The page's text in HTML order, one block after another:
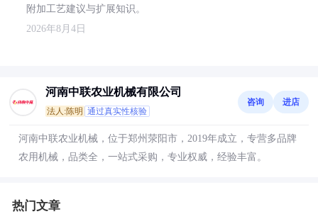
附加工艺建议与扩展知识。
2026年8月4日
河南中联农业机械有限公司
法人:陈明 通过真实性核验
咨询 进店
河南中联农业机械，位于郑州荥阳市，2019年成立，专营多品牌
农用机械，品类全，一站式采购，专业权威，经验丰富。
热门文章